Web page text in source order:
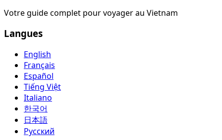
Votre guide complet pour voyager au Vietnam
Langues
English
Français
Español
Tiếng Việt
Italiano
한국어
日本語
Русский